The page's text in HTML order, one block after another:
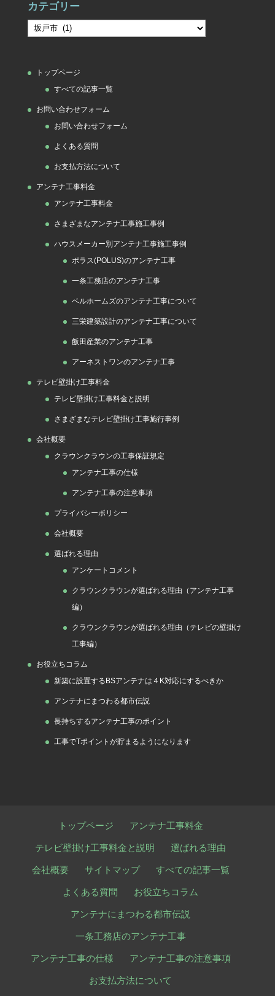
カテゴリー
カ
リ
トップページ
すべての記事一覧
お問い合わせフォーム
お問い合わせフォーム
よくある質問
お支払方法について
アンテナ工事料金
アンテナ工事料金
さまざまなアンテナ工事施工事例
ハウスメーカー別アンテナ工事施工事例
ポラス(POLUS)のアンテナ工事
一条工務店のアンテナ工事
ベルホームズのアンテナ工事について
三栄建築設計のアンテナ工事について
飯田産業のアンテナ工事
アーネストワンのアンテナ工事
テレビ壁掛け工事料金
テレビ壁掛け工事料金と説明
さまざまなテレビ壁掛け工事施行事例
会社概要
クラウンクラウンの工事保証規定
アンテナ工事の仕様
アンテナ工事の注意事項
プライバシーポリシー
会社概要
選ばれる理由
アンケートコメント
クラウンクラウンが選ばれる理由（アンテナ工事
編）
クラウンクラウンが選ばれる理由（テレビの壁掛け
工事編）
お役立ちコラム
新築に設置するBSアンテナは４K対応にするべきか
アンテナにまつわる都市伝説
長持ちするアンテナ工事のポイント
工事でTポイントが貯まるようになります
トップページ アンテナ工事料金
テレビ壁掛け工事料金と説明 選ばれる理由
会社概要 サイトマップ すべての記事一覧
よくある質問 お役立ちコラム
アンテナにまつわる都市伝説
一条工務店のアンテナ工事
アンテナ工事の仕様 アンテナ工事の注意事項
お支払方法について